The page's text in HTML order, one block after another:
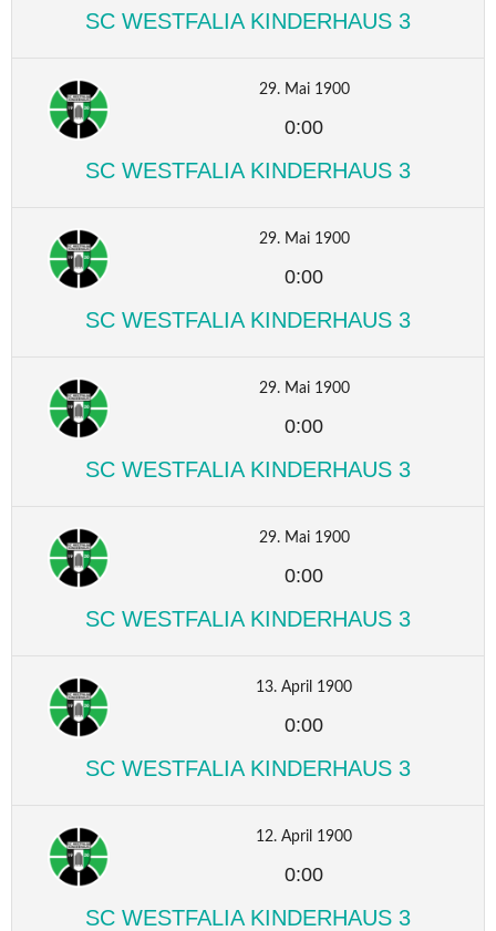
SC WESTFALIA KINDERHAUS 3
29. Mai 1900
0:00
SC WESTFALIA KINDERHAUS 3
29. Mai 1900
0:00
SC WESTFALIA KINDERHAUS 3
29. Mai 1900
0:00
SC WESTFALIA KINDERHAUS 3
29. Mai 1900
0:00
SC WESTFALIA KINDERHAUS 3
13. April 1900
0:00
SC WESTFALIA KINDERHAUS 3
12. April 1900
0:00
SC WESTFALIA KINDERHAUS 3